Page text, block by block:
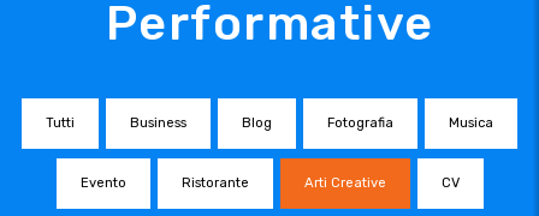
Performative
Tutti Business Blog Fotografia Musica
Evento Ristorante Arti Creative CV